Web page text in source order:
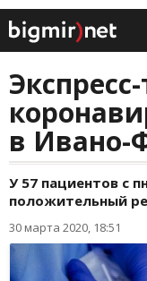
в Ивано-
У 57 пациентов с
положительный
30 марта 2020, 18:51